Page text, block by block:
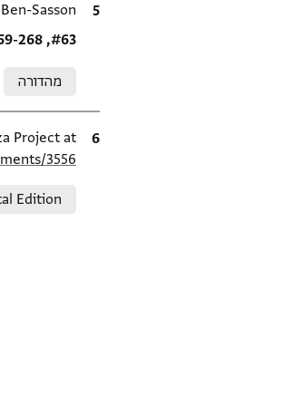
ציטוט
Sasson,
in source
#63, pp. 259-268
מהדורה
ציטוט
Project at
3556/
Edition